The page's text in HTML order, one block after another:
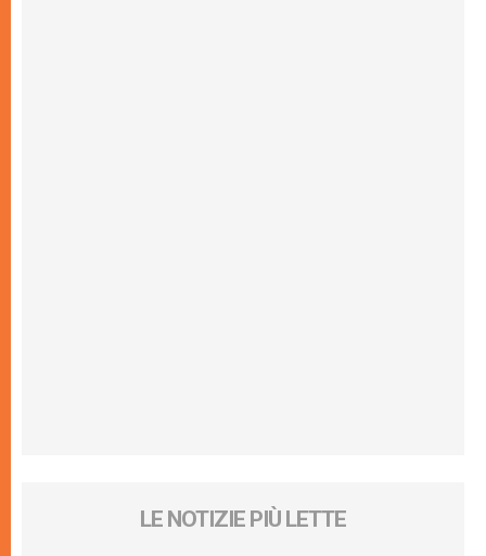
LE NOTIZIE PIÙ LETTE